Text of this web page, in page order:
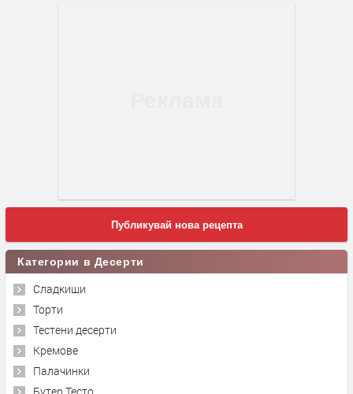
Публикувай нова рецепта
Категории в Десерти
Сладкиши
Торти
Тестени десерти
Кремове
Палачинки
Бутер Тесто